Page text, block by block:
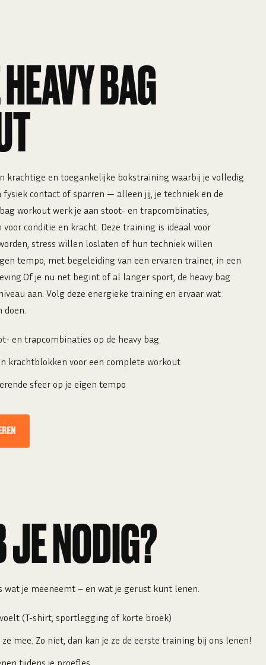
BAG
krachtige en toegankelijke bokstraining waarbij je volledig
fysiek contact of sparren — alleen jij, je techniek en de
workout werk je aan stoot- en trapcombinaties,
conditie en kracht. Deze training is ideaal voor
stress willen loslaten of hun techniek willen
tempo, met begeleiding van een ervaren trainer, in een
je nu net begint of al langer sport, de heavy bag
aan. Volg deze energieke training en ervaar wat
doen.
en trapcombinaties op de heavy bag
krachtblokken voor een complete workout
sfeer op je eigen tempo
JE NODIG?
wat je meeneemt – en wat je gerust kunt lenen.
(T-shirt, sportlegging of korte broek)
mee. Zo niet, dan kan je ze de eerste training bij ons lenen!
tijdens je proefles